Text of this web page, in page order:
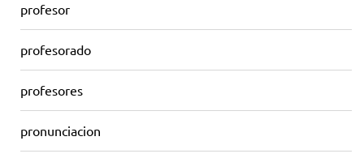
profesor
profesorado
profesores
pronunciacion